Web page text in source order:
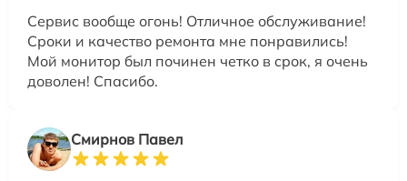
Сервис вообще огонь! Отличное обслуживание!
Сроки и качество ремонта мне понравились!
Мой монитор был починен четко в срок, я очень
доволен! Спасибо.
Смирнов Павел